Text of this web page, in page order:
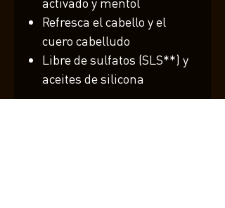
Refresca el cabello y el
cuero cabelludo
Libre de sulfatos (SLS**) y
aceites de silicona